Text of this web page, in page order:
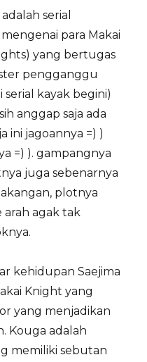
serial
para Makai
yang bertugas
pengganggu
serial kayak begini)
anggap saja ada
ini jagoannya =) )
=) ). gampangnya
juga sebenarnya
plotnya
agak tak
kehidupan Saejima
Knight yang
yang menjadikan
Kouga adalah
memiliki sebutan